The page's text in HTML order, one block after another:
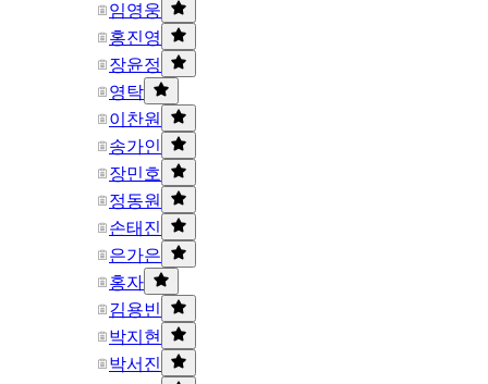
임영웅
홍진영
장윤정
영탁
이찬원
송가인
장민호
정동원
손태진
은가은
홍자
김용빈
박지현
박서진